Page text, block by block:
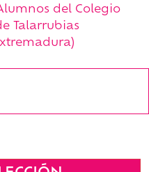
del Colegio
Talarrubias